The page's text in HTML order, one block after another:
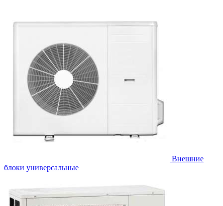
Внешние
блоки универсальные